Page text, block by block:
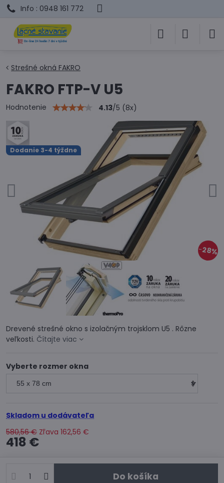
Info : 0948 161 772
Dodanie 3-4 týždne
28%
Strešné okná FAKRO
FAKRO FTP-V U5
Hodnotenie 4.13/5 (8x)
Drevené strešné okno s izolačným trojsklom U5 . Rôzne
veľkosti. Čítajte viac
Vyberte rozmer okna
Skladom u dodávateľa
580,56 € Zľava 162,56 €
418 €
Do košíka